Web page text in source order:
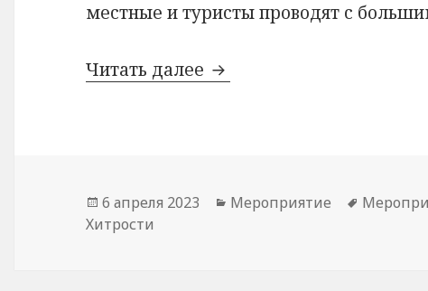
местные и туристы проводят с
Читать далее Сонгкран — праздник
Опубликовано
6 апреля 2023 Рубрики
Мероприятие Метки
Хитрости